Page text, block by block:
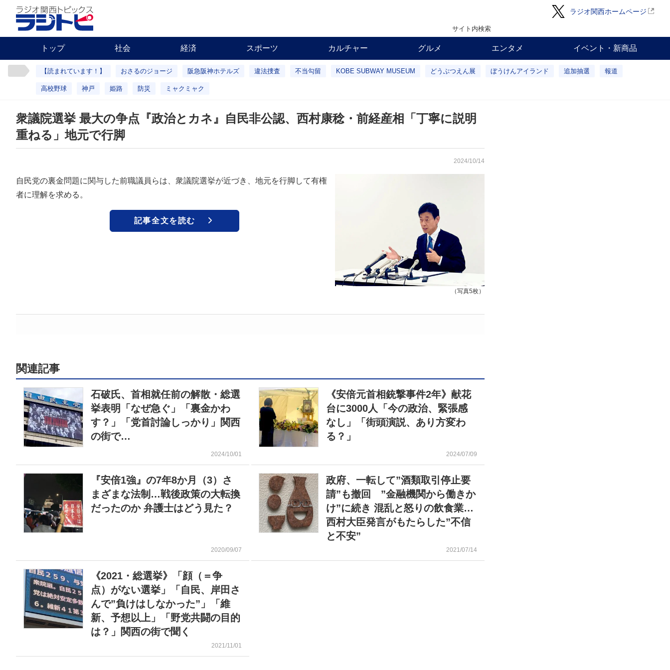
ラジオ関西ホームページ
サイト内検索
トップ 社会 経済 スポーツ カルチャー グルメ エンタメ イベント・新商品
【読まれています！】 おさるのジョージ 阪急阪神ホテルズ 違法捜査 不当勾留 KOBE SUBWAY MUSEUM どうぶつえん展 ぼうけんアイランド 追加抽選 報道
高校野球 神戸 姫路 防災 ミャクミャク
衆議院選挙 最大の争点『政治とカネ』自民非公認、西村康稔・前経産相「丁寧に説明
重ねる」地元で行脚
2024/10/14
（写真5枚）
自民党の裏金問題に関与した前職議員らは、衆議院選挙が近づき、地元を行脚して有権
者に理解を求める。
記事全文を読む
関連記事
石破氏、首相就任前の解散・総選
挙表明「なぜ急ぐ」「裏金かわ
す？」「党首討論しっかり」関西
の街で…
2024/10/01
《安倍元首相銃撃事件2年》献花
台に3000人「今の政治、緊張感
なし」「街頭演説、あり方変わ
る？」
2024/07/09
『安倍1強』の7年8か月（3）さ
まざまな法制…戦後政策の大転換
だったのか 弁護士はどう見た？
2020/09/07
政府、一転して”酒類取引停止要
請”も撤回 ”金融機関から働きか
け”に続き 混乱と怒りの飲食業…
西村大臣発言がもたらした”不信
と不安”
2021/07/14
《2021・総選挙》「顔（＝争
点）がない選挙」「自民、岸田さ
んで”負けはしなかった”」「維
新、予想以上」「野党共闘の目的
は？」関西の街で聞く
2021/11/01